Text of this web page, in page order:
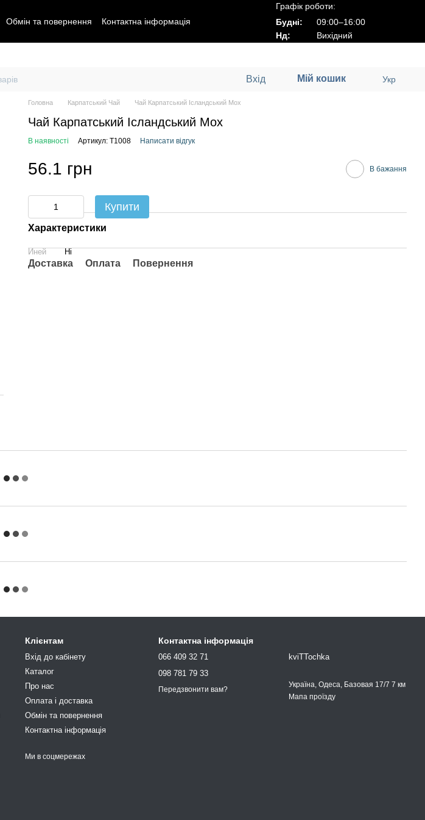
Обмін та повернення Контактна інформація
Графік роботи:
Будні:
09:00–16:00
Нд:
Вихідний
Вхід Мій кошик Укр
Головна Карпатський Чай Чай Карпатський Ісландський Мох
Чай Карпатський Ісландський Мох
В наявності Артикул: T1008 Написати відгук
56.1 грн В бажання
Купити
Характеристики
Иней Ні
Доставка Оплата Повернення
Клієнтам
Вхід до кабінету
Каталог
Про нас
Оплата і доставка
Обмін та повернення
Контактна інформація
Ми в соцмережах
Контактна інформація
066 409 32 71
098 781 79 33
Передзвонити вам?
kviTTochka
Україна, Одеса, Базовая 17/7 7 км
Мапа проїзду